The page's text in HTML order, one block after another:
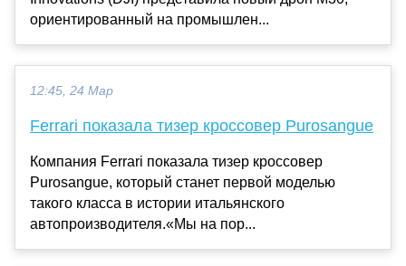
ориентированный на промышлен...
12:45, 24 Мар
Ferrari показала тизер кроссовер Purosangue
Компания Ferrari показала тизер кроссовер
Purosangue, который станет первой моделью
такого класса в истории итальянского
автопроизводителя.«Мы на пор...